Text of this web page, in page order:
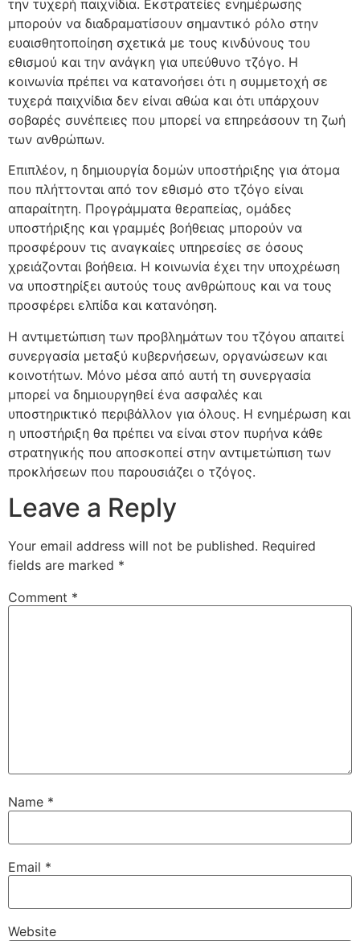
την τυχερή παιχνίδια. Εκστρατείες ενημέρωσης
μπορούν να διαδραματίσουν σημαντικό ρόλο στην
ευαισθητοποίηση σχετικά με τους κινδύνους του
εθισμού και την ανάγκη για υπεύθυνο τζόγο. Η
κοινωνία πρέπει να κατανοήσει ότι η συμμετοχή σε
τυχερά παιχνίδια δεν είναι αθώα και ότι υπάρχουν
σοβαρές συνέπειες που μπορεί να επηρεάσουν τη ζωή
των ανθρώπων.
Επιπλέον, η δημιουργία δομών υποστήριξης για άτομα
που πλήττονται από τον εθισμό στο τζόγο είναι
απαραίτητη. Προγράμματα θεραπείας, ομάδες
υποστήριξης και γραμμές βοήθειας μπορούν να
προσφέρουν τις αναγκαίες υπηρεσίες σε όσους
χρειάζονται βοήθεια. Η κοινωνία έχει την υποχρέωση
να υποστηρίξει αυτούς τους ανθρώπους και να τους
προσφέρει ελπίδα και κατανόηση.
Η αντιμετώπιση των προβλημάτων του τζόγου απαιτεί
συνεργασία μεταξύ κυβερνήσεων, οργανώσεων και
κοινοτήτων. Μόνο μέσα από αυτή τη συνεργασία
μπορεί να δημιουργηθεί ένα ασφαλές και
υποστηρικτικό περιβάλλον για όλους. Η ενημέρωση και
η υποστήριξη θα πρέπει να είναι στον πυρήνα κάθε
στρατηγικής που αποσκοπεί στην αντιμετώπιση των
προκλήσεων που παρουσιάζει ο τζόγος.
Leave a Reply
Your email address will not be published. Required
fields are marked *
Comment *
Name *
Email *
Website